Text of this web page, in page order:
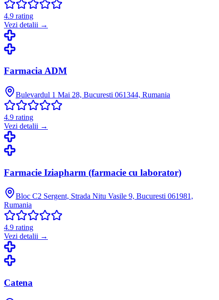
4.9 rating
Vezi detalii →
Farmacia ADM
Bulevardul 1 Mai 28, Bucuresti 061344, Rumania
4.9 rating
Vezi detalii →
Farmacie Iziapharm (farmacie cu laborator)
Bloc C2 Sergent, Strada Nitu Vasile 9, Bucuresti 061981,
Rumania
4.9 rating
Vezi detalii →
Catena